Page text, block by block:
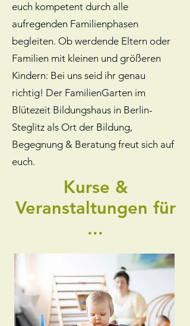
euch kompetent durch alle
aufregenden Familienphasen
begleiten. Ob werdende Eltern oder
Familien mit kleinen und größeren
Kindern: Bei uns seid ihr genau
richtig! Der FamilienGarten im
Blütezeit Bildungshaus in Berlin-
Steglitz als Ort der Bildung,
Begegnung & Beratung freut sich auf
euch.
Kurse &
Veranstaltungen für
...